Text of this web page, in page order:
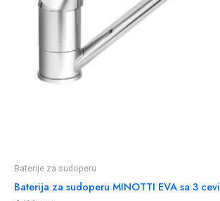
Baterije za sudoperu
Baterija za sudoperu MINOTTI EVA sa 3 cevi